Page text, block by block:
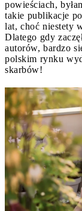
powieściach,
takie publikacje
lat, choć niestety
Dlatego gdy
autorów, bardzo
polskim rynku
skarbów!